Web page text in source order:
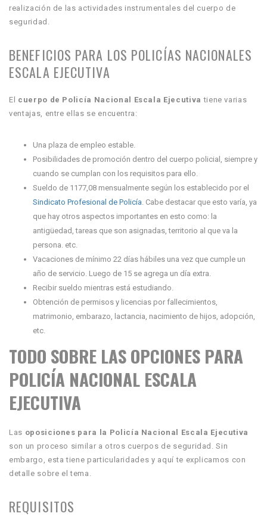
realización de las actividades instrumentales del cuerpo de
seguridad.
BENEFICIOS PARA LOS POLICÍAS NACIONALES
ESCALA EJECUTIVA
El cuerpo de Policía Nacional Escala Ejecutivatiene varias
ventajas, entre ellas se encuentra:
Una plaza de empleo estable.
Posibilidades de promoción dentro del cuerpo policial, siempre y
cuando se cumplan con los requisitos para ello.
Sueldo de 1177,08 mensualmente según los establecido por el
Sindicato Profesional de Policía. Cabe destacar que esto varía, ya
que hay otros aspectos importantes en esto como: la
antigüedad, tareas que son asignadas, territorio al que va la
persona. etc.
Vacaciones de mínimo 22 días hábiles una vez que cumple un
año de servicio. Luego de 15 se agrega un día extra.
Recibir sueldo mientras está estudiando.
Obtención de permisos y licencias por fallecimientos,
matrimonio, embarazo, lactancia, nacimiento de hijos, adopción,
etc.
TODO SOBRE LAS OPCIONES PARA
POLICÍA NACIONAL ESCALA
EJECUTIVA
Las oposiciones para la Policía Nacional Escala Ejecutiva
son un proceso similar a otros cuerpos de seguridad. Sin
embargo, esta tiene particularidades y aquí te explicamos con
detalle sobre el tema.
REQUISITOS